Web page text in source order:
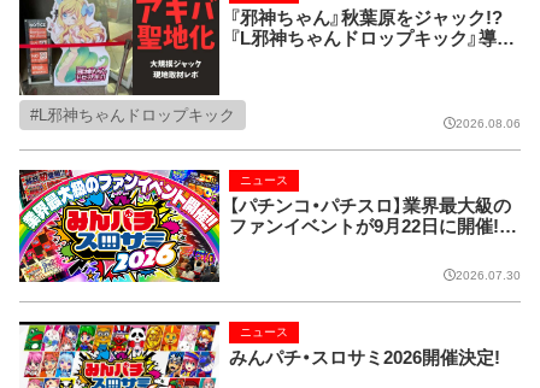
『邪神ちゃん』秋葉原をジャック!?
『L邪神ちゃんドロップキック』導入
L邪神ちゃんドロップキック 2026.08.06
【パチンコ・パチスロ】業界最大級の
ファンイベントが9月22日に開催!!
ニュース
2026.07.30
みんパチ・スロサミ2026開催決定!
ニュース